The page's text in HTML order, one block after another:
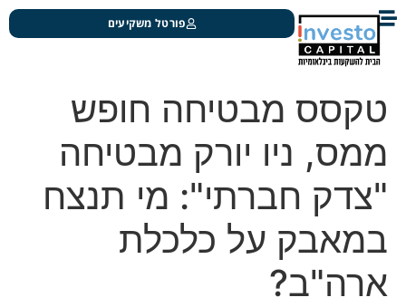
פורטל משקיעים
טקסס מבטיחה חופש
ממס, ניו יורק מבטיחה
"צדק חברתי": מי תנצח
במאבק על כלכלת
ארה"ב?